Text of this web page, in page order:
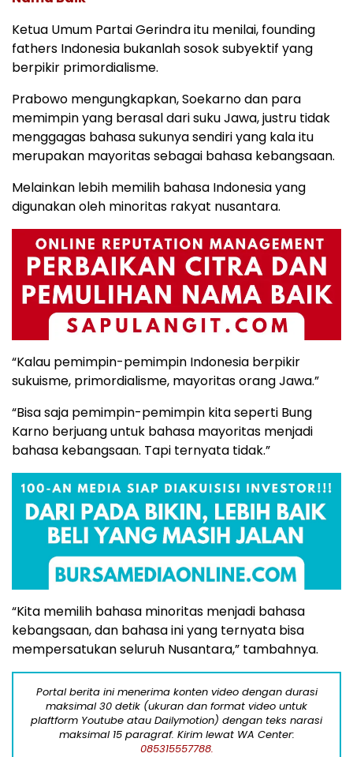
Ketua Umum Partai Gerindra itu menilai, founding
fathers Indonesia bukanlah sosok subyektif yang
berpikir primordialisme.
Prabowo mengungkapkan, Soekarno dan para
memimpin yang berasal dari suku Jawa, justru tidak
menggagas bahasa sukunya sendiri yang kala itu
merupakan mayoritas sebagai bahasa kebangsaan.
Melainkan lebih memilih bahasa Indonesia yang
digunakan oleh minoritas rakyat nusantara.
“Kalau pemimpin-pemimpin Indonesia berpikir
sukuisme, primordialisme, mayoritas orang Jawa.”
“Bisa saja pemimpin-pemimpin kita seperti Bung
Karno berjuang untuk bahasa mayoritas menjadi
bahasa kebangsaan. Tapi ternyata tidak.”
“Kita memilih bahasa minoritas menjadi bahasa
kebangsaan, dan bahasa ini yang ternyata bisa
mempersatukan seluruh Nusantara,” tambahnya.
Portal berita ini menerima konten video dengan durasi
maksimal 30 detik (ukuran dan format video untuk
plaftform Youtube atau Dailymotion) dengan teks narasi
maksimal 15 paragraf. Kirim lewat WA Center:
085315557788.